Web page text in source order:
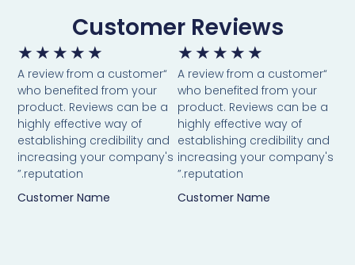
Customer Reviews
★
★
★
★
★
“A review from a customer
who benefited from your
product. Reviews can be a
highly effective way of
establishing credibility and
increasing your company's
reputation.”
Customer Name
★
★
★
★
★
“A review from a customer
who benefited from your
product. Reviews can be a
highly effective way of
establishing credibility and
increasing your company's
reputation.”
Customer Name